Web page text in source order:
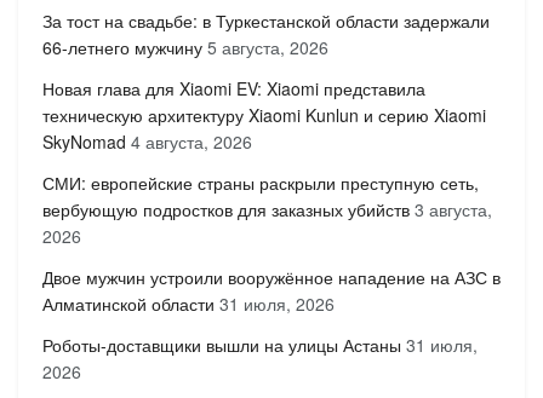
За тост на свадьбе: в Туркестанской области задержали
66-летнего мужчину 5 августа, 2026
Новая глава для Xiaomi EV: Xiaomi представила
техническую архитектуру Xiaomi Kunlun и серию Xiaomi
SkyNomad 4 августа, 2026
СМИ: европейские страны раскрыли преступную сеть,
вербующую подростков для заказных убийств 3 августа,
2026
Двое мужчин устроили вооружённое нападение на АЗС в
Алматинской области 31 июля, 2026
Роботы-доставщики вышли на улицы Астаны 31 июля,
2026